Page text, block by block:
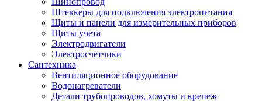
Штеккеры для подключения электропитания
Щиты и панели для измерительных приборов
Щиты учета
Электродвигатели
Электросчетчики
Сантехника
Вентиляционное оборудование
Водонагреватели
Детали трубопроводов, хомуты и крепеж